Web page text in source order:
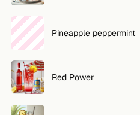
Pineapple peppermint
Red Power